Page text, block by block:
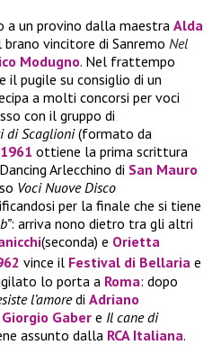
a un provino dalla maestra Alda
brano vincitore di Sanremo Nel
Modugno. Nel frattempo
il pugile su consiglio di un
a molti concorsi per voci
con il gruppo di
di Scaglioni(formato da
1961 ottiene la prima scrittura
Arlecchino di San Mauro
Voci Nuove Disco
per la finale che si tiene
: arriva nono dietro tra gli altri
(seconda) e Orietta
vince il Festival di Bellaria e
lo porta a Roma: dopo
l’amoredi Adriano
Giorgio Gaber e Il cane di
assunto dalla RCA Italiana.